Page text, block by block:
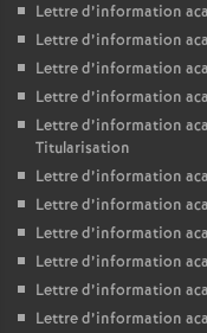
Lettre d’information
Lettre d’information
Lettre d’information
Lettre d’information
Lettre d’information
Titularisation
Lettre d’information
Lettre d’information
Lettre d’information
Lettre d’information
Lettre d’information
Lettre d’information